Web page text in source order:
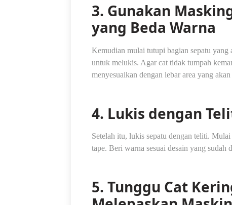
3. Gunakan
yang Beda Warna
Kemudian mulai tutupi bagian sepatu yang
untuk melukis. Agar cat tidak tumpah
menyesuaikan dengan lebar area yang
4. Lukis dengan
Setelah itu, lukis sepatu dengan teliti.
tape. Beri warna sesuai desain yang sudah
5. Tunggu Cat